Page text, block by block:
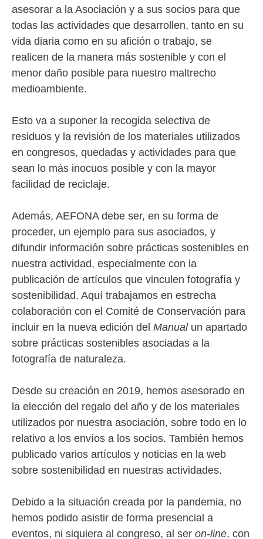
asesorar a la Asociación y a sus socios para que
todas las actividades que desarrollen, tanto en su
vida diaria como en su afición o trabajo, se
realicen de la manera más sostenible y con el
menor daño posible para nuestro maltrecho
medioambiente.
Esto va a suponer la recogida selectiva de
residuos y la revisión de los materiales utilizados
en congresos, quedadas y actividades para que
sean lo más inocuos posible y con la mayor
facilidad de reciclaje.
Además, AEFONA debe ser, en su forma de
proceder, un ejemplo para sus asociados, y
difundir información sobre prácticas sostenibles en
nuestra actividad, especialmente con la
publicación de artículos que vinculen fotografía y
sostenibilidad. Aquí trabajamos en estrecha
colaboración con el Comité de Conservación para
incluir en la nueva edición del Manualun apartado
sobre prácticas sostenibles asociadas a la
fotografía de naturaleza.
Desde su creación en 2019, hemos asesorado en
la elección del regalo del año y de los materiales
utilizados por nuestra asociación, sobre todo en lo
relativo a los envíos a los socios. También hemos
publicado varios artículos y noticias en la web
sobre sostenibilidad en nuestras actividades.
Debido a la situación creada por la pandemia, no
hemos podido asistir de forma presencial a
eventos, ni siquiera al congreso, al ser on-line, con